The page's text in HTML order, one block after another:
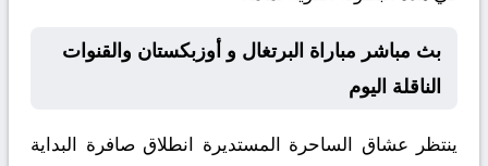
بث مباشر مباراة البرتغال و أوزبكستان والقنوات
الناقلة اليوم
ينتظر عشاق الساحرة المستديرة انطلاق صافرة البداية